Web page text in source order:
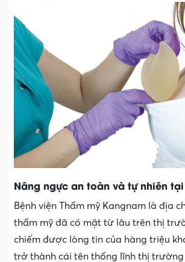
Nâng ngực an toàn và tự nhiên
Bệnh viện Thẩm mỹ Kangnam là địa
thẩm mỹ đã có mặt từ lâu trên thị
chiếm được lòng tin của hàng triệu
trở thành cái tên thống lĩnh thị